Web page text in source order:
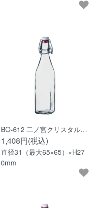
BO-612 二ノ宮クリスタル…
1,408円(税込)
直径31（最大65×65）×H27
0mm